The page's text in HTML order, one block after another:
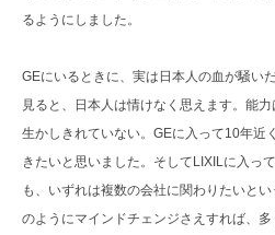
るようにしました。
GEにいるときに、実は日本人の血が騒い
見ると、日本人は情けなく思えます。能
生かしきれていない。GEに入って10年近
きたいと思いました。そしてLIXILに入っ
も、いずれは複数の会社に関わりたいと
のようにマインドチェンジさえすれば、